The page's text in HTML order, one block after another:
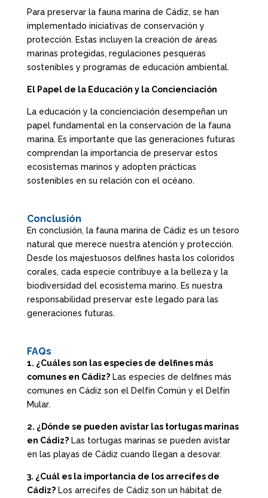
Para preservar la fauna marina de Cádiz, se han
implementado iniciativas de conservación y
protección. Estas incluyen la creación de áreas
marinas protegidas, regulaciones pesqueras
sostenibles y programas de educación ambiental.
El Papel de la Educación y la Concienciación
La educación y la concienciación desempeñan un
papel fundamental en la conservación de la fauna
marina. Es importante que las generaciones futuras
comprendan la importancia de preservar estos
ecosistemas marinos y adopten prácticas
sostenibles en su relación con el océano.
Conclusión
En conclusión, la fauna marina de Cádiz es un tesoro
natural que merece nuestra atención y protección.
Desde los majestuosos delfines hasta los coloridos
corales, cada especie contribuye a la belleza y la
biodiversidad del ecosistema marino. Es nuestra
responsabilidad preservar este legado para las
generaciones futuras.
FAQs
1. ¿Cuáles son las especies de delfines más
comunes en Cádiz?Las especies de delfines más
comunes en Cádiz son el Delfín Común y el Delfín
Mular.
2. ¿Dónde se pueden avistar las tortugas marinas
en Cádiz?Las tortugas marinas se pueden avistar
en las playas de Cádiz cuando llegan a desovar.
3. ¿Cuál es la importancia de los arrecifes de
Cádiz?Los arrecifes de Cádiz son un hábitat de